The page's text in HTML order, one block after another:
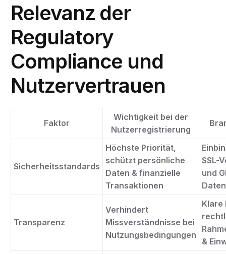
Relevanz der
Regulatory
Compliance und
Nutzervertrauen
Faktor
Wichtigkeit bei der
Nutzerregistrierung
Sicherheitsstandards
Höchste Priorität,
schützt persönliche
Daten & finanzielle
Transaktionen
SSL-
und
Transparenz
Verhindert
Missverständnisse bei
Nutzungsbedingungen
Klare
&